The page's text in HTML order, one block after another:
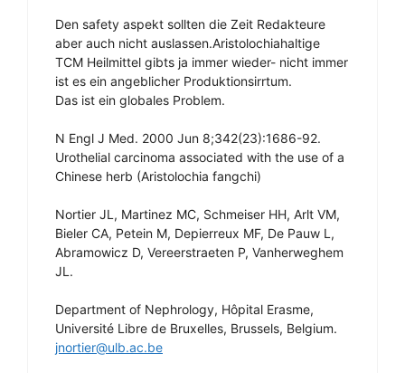
Den safety aspekt sollten die Zeit Redakteure
aber auch nicht auslassen.Aristolochiahaltige
TCM Heilmittel gibts ja immer wieder- nicht immer
ist es ein angeblicher Produktionsirrtum.
Das ist ein globales Problem.
N Engl J Med. 2000 Jun 8;342(23):1686-92.
Urothelial carcinoma associated with the use of a
Chinese herb (Aristolochia fangchi)
Nortier JL, Martinez MC, Schmeiser HH, Arlt VM,
Bieler CA, Petein M, Depierreux MF, De Pauw L,
Abramowicz D, Vereerstraeten P, Vanherweghem
JL.
Department of Nephrology, Hôpital Erasme,
Université Libre de Bruxelles, Brussels, Belgium.
jnortier@ulb.ac.be